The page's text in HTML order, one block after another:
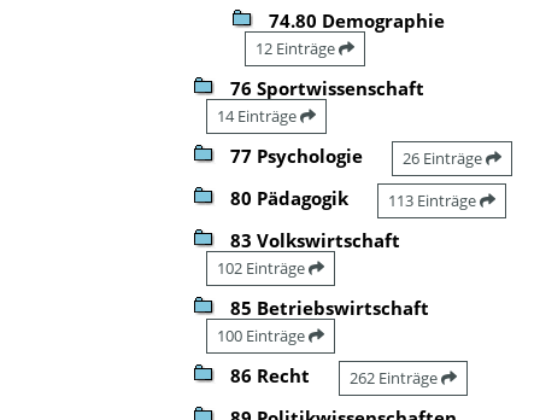
74.80 Demographie
12 Einträge
76 Sportwissenschaft
14 Einträge
77 Psychologie 26 Einträge
80 Pädagogik 113 Einträge
83 Volkswirtschaft
102 Einträge
85 Betriebswirtschaft
100 Einträge
86 Recht 262 Einträge